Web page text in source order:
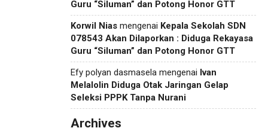
Guru “Siluman” dan Potong Honor GTT
Korwil Nias mengenai Kepala Sekolah SDN
078543 Akan Dilaporkan : Diduga Rekayasa
Guru “Siluman” dan Potong Honor GTT
Efy polyan dasmasela mengenai Ivan
Melalolin Diduga Otak Jaringan Gelap
Seleksi PPPK Tanpa Nurani
Archives